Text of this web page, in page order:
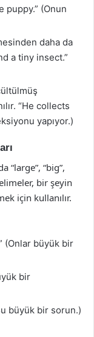
puppy.” (Onun
daha da
a tiny insect.”
“He collects
yapıyor.)
“large”, “big”,
bir şeyin
için kullanılır.
(Onlar büyük bir
bir
büyük bir sorun.)